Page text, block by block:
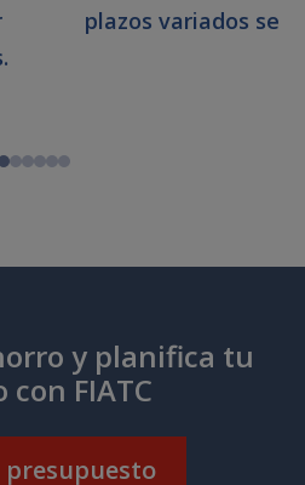
plazos variados
y planifica tu
FIATC
presupuesto